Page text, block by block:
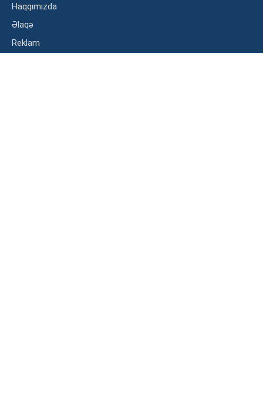
Haqqımızda
Əlaqə
Reklam